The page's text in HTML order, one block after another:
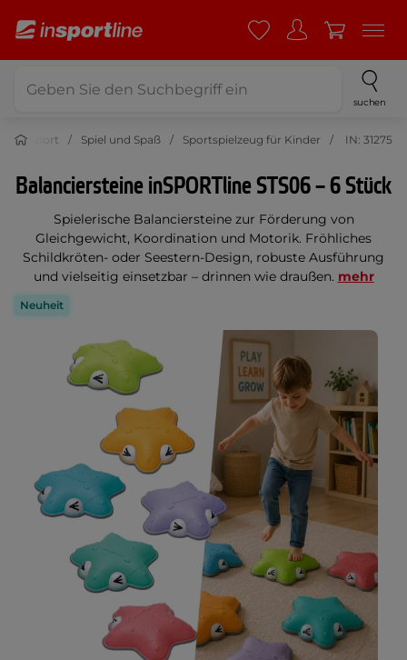
suchen
Sport Spiel und Spaß Sportspielzeug für Kinder IN: 31275
Balanciersteine inSPORTline STS06 – 6 Stück
Spielerische Balanciersteine zur Förderung von
Gleichgewicht, Koordination und Motorik. Fröhliches
Schildkröten- oder Seestern-Design, robuste Ausführung
und vielseitig einsetzbar – drinnen wie draußen. mehr
Neuheit